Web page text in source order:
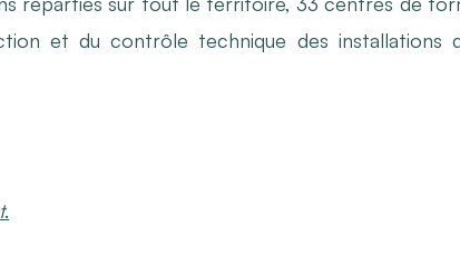
et du contrôle technique des installations
.